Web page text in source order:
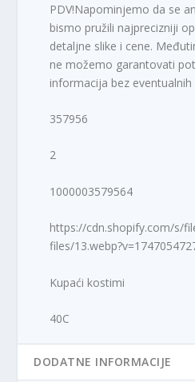
PDV!Napominjemo da se
bismo pružili najprecizniji
detaljne slike i cene.
ne možemo garantovati
informacija bez eventualnih
357956
2
1000003579564
https://cdn.shopify.com/s/
files/
Kupaći kostimi
40C
DODATNE INFORMACIJE